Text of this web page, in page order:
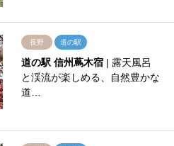
長野 道の駅
道の駅 信州蔦木宿| 露天風呂
と渓流が楽しめる、自然豊かな
道…